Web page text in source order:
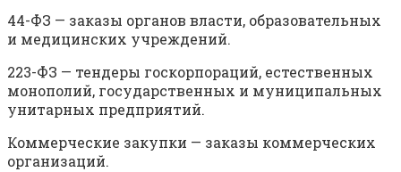
44-ФЗ — заказы органов власти, образовательных
и медицинских учреждений.
223-ФЗ — тендеры госкорпораций, естественных
монополий, государственных и муниципальных
унитарных предприятий.
Коммерческие закупки — заказы коммерческих
организаций.